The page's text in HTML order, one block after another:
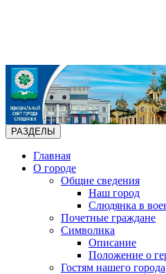
РАЗДЕЛЫ
Главная
О городе
Общие сведения
Наш город
Слюдянка в
Почетные граждане
Символика
Описание
Положение о
Гостям нашего города